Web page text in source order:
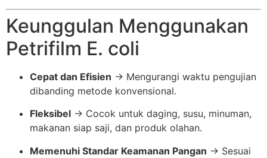
Keunggulan Menggunakan
Petrifilm E. coli
Cepat dan Efisien → Mengurangi waktu pengujian
dibanding metode konvensional.
Fleksibel → Cocok untuk daging, susu, minuman,
makanan siap saji, dan produk olahan.
Memenuhi Standar Keamanan Pangan → Sesuai